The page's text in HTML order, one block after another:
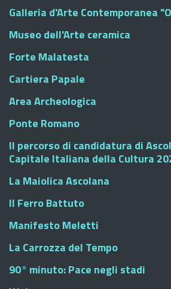
Galleria d'Arte Contemporanea
Museo dell'Arte ceramica
Forte Malatesta
Cartiera Papale
Area Archeologica
Ponte Romano
Il percorso di candidatura di
Capitale Italiana della Cultura
La Maiolica Ascolana
Il Ferro Battuto
Manifesto Meletti
La Carrozza del Tempo
90° minuto: Pace negli stadi